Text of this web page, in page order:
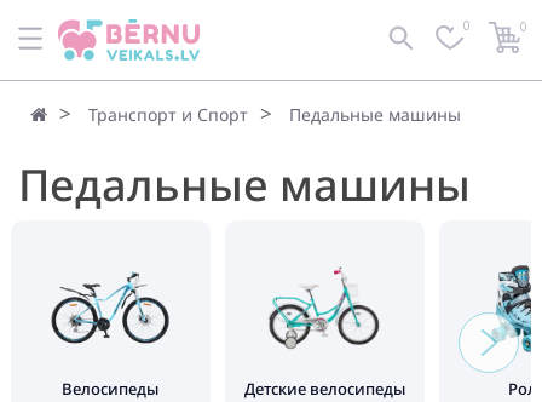
По умолчанию Фильтр 0 0
Транспорт и Спорт Педальные машины
Педальные машины
Велосипеды Детские велосипеды